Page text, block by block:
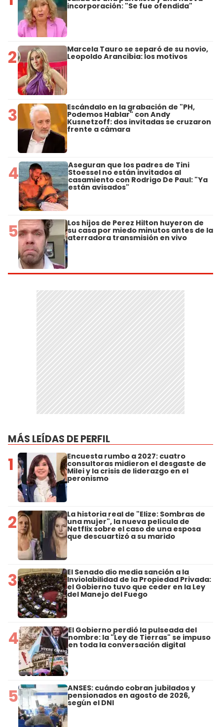
incorporación: "Se fue ofendida"
2 Marcela Tauro se separó de su novio,
Leopoldo Arancibia: los motivos
3 Escándalo en la grabación de "PH,
Podemos Hablar" con Andy
Kusnetzoff: dos invitadas se cruzaron
frente a cámara
4 Aseguran que los padres de Tini
Stoessel no están invitados al
casamiento con Rodrigo De Paul: "Ya
están avisados"
5 Los hijos de Perez Hilton huyeron de
su casa por miedo minutos antes de la
aterradora transmisión en vivo
MÁS LEÍDAS DE PERFIL
1 Encuesta rumbo a 2027: cuatro
consultoras midieron el desgaste de
Milei y la crisis de liderazgo en el
peronismo
2 La historia real de "Elize: Sombras de
una mujer", la nueva película de
Netflix sobre el caso de una esposa
que descuartizó a su marido
3 El Senado dio media sanción a la
Inviolabilidad de la Propiedad Privada:
el Gobierno tuvo que ceder en la Ley
del Manejo del Fuego
4 El Gobierno perdió la pulseada del
nombre: la "Ley de Tierras" se impuso
en toda la conversación digital
5 ANSES: cuándo cobran jubilados y
pensionados en agosto de 2026,
según el DNI